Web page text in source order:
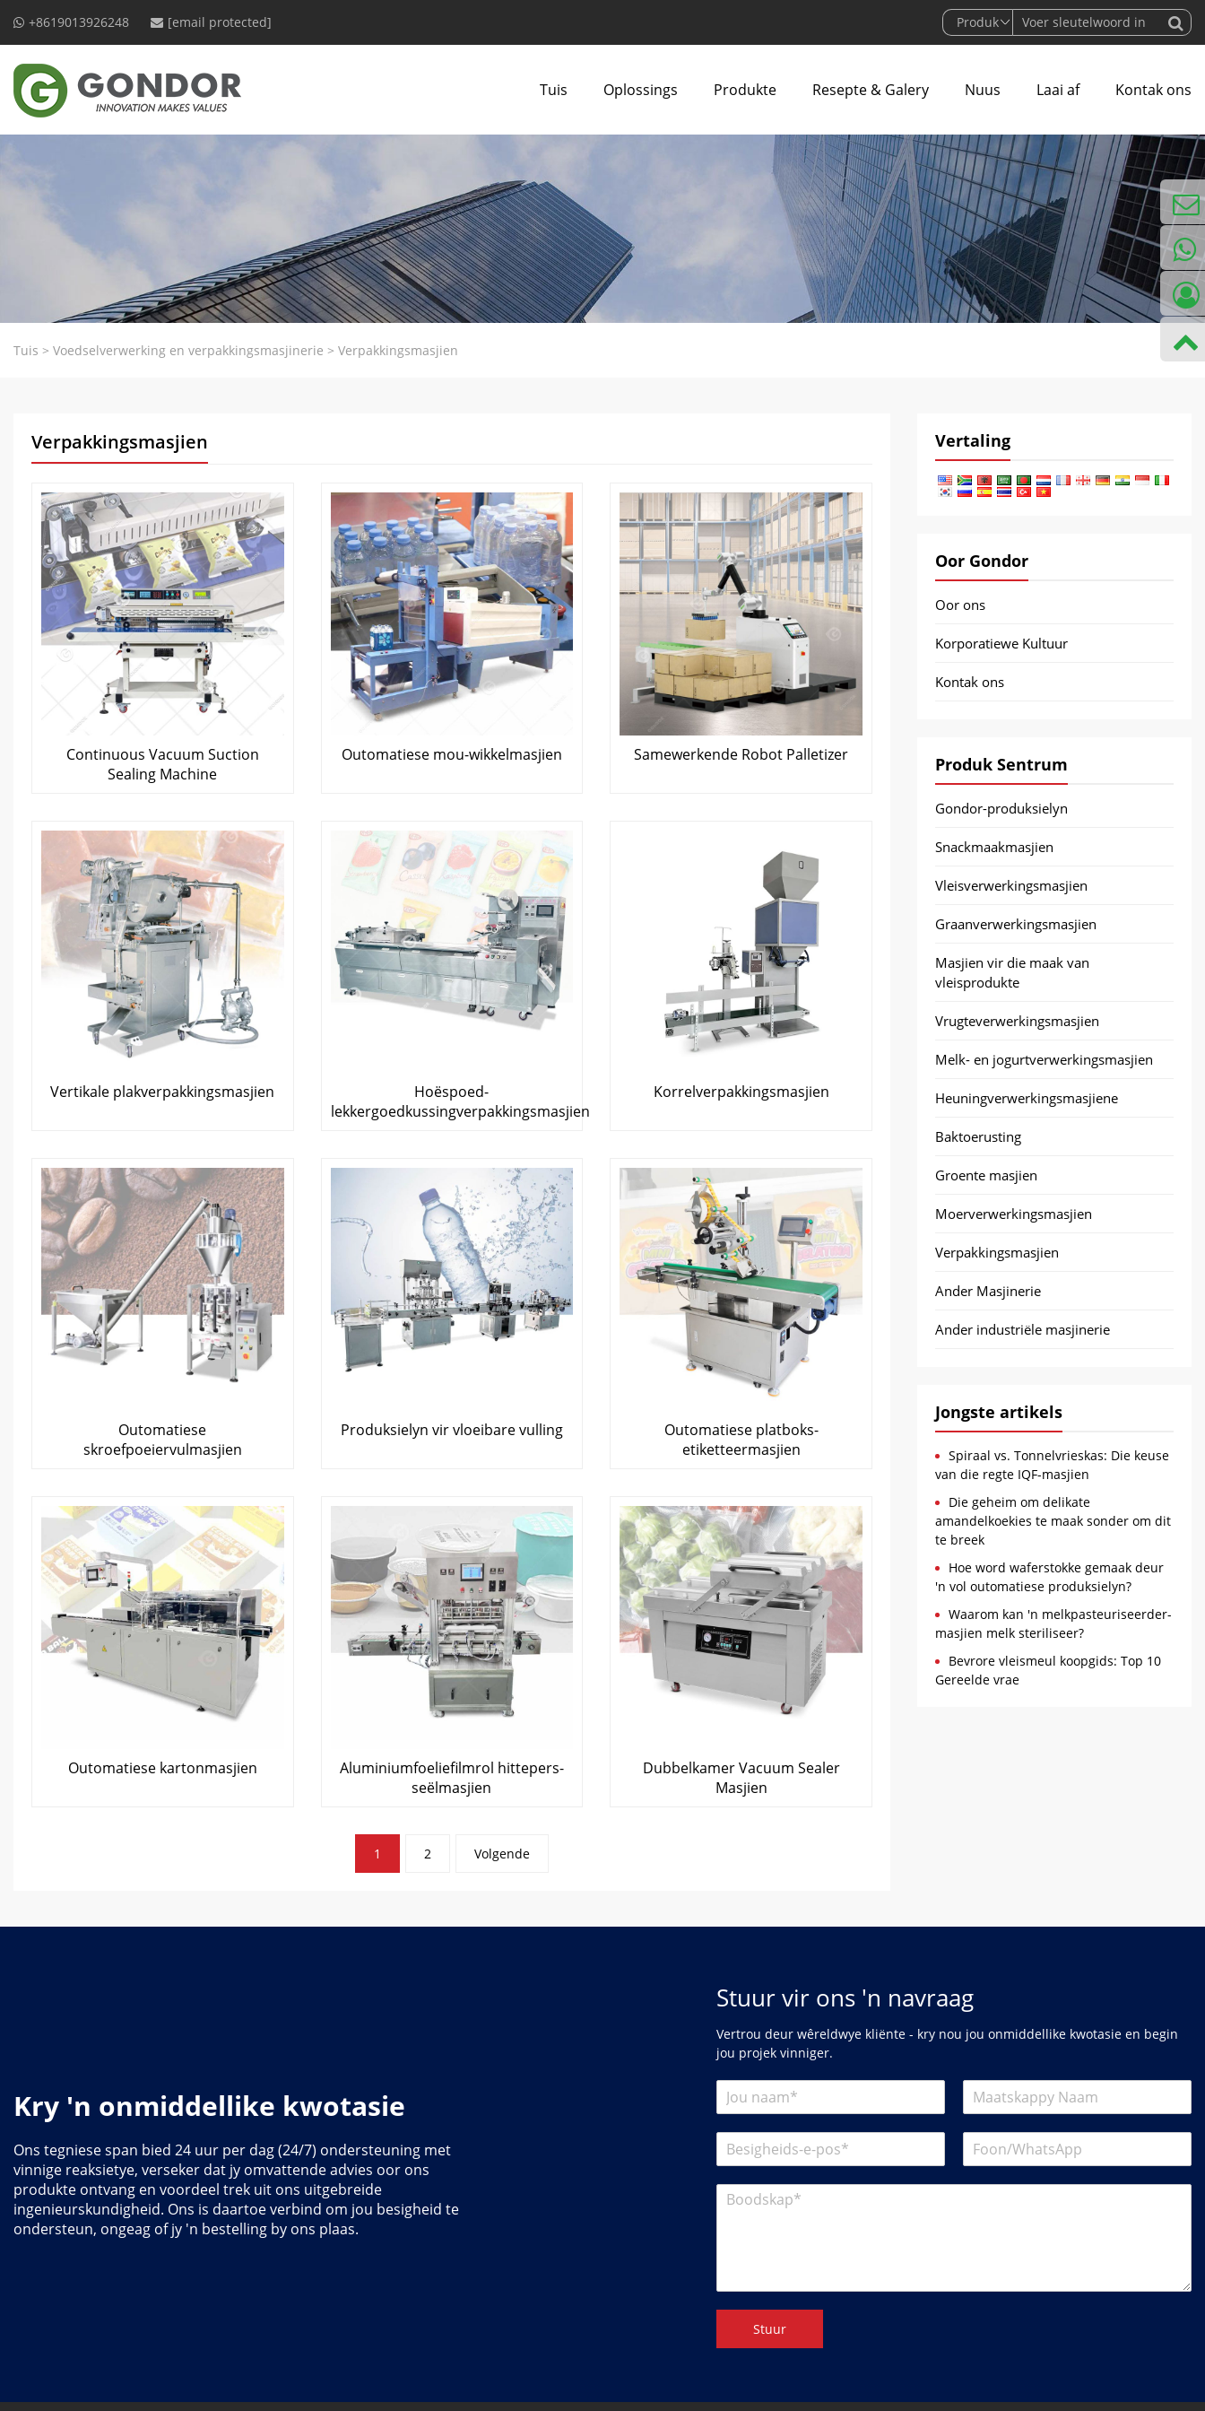
+8619013926248 [email protected]
Tuis Oplossings Produkte Resepte & Galery Nuus Laai af Kontak ons
Tuis > Voedselverwerking en verpakkingsmasjinerie > Verpakkingsmasjien
Verpakkingsmasjien
Continuous Vacuum Suction
Sealing Machine
Outomatiese mou-wikkelmasjien Samewerkende Robot Palletizer
Vertikale plakverpakkingsmasjien
Hoëspoed-
lekkergoedkussingverpakkingsmasjien
Korrelverpakkingsmasjien
Outomatiese
skroefpoeiervulmasjien
Produksielyn vir vloeibare vulling
Outomatiese platboks-
etiketteermasjien
Outomatiese kartonmasjien
Aluminiumfoeliefilmrol hittepers-
seëlmasjien
Dubbelkamer Vacuum Sealer
Masjien
1 2 Volgende
Vertaling
Oor Gondor
Oor ons
Korporatiewe Kultuur
Kontak ons
Produk Sentrum
Gondor-produksielyn
Snackmaakmasjien
Vleisverwerkingsmasjien
Graanverwerkingsmasjien
Masjien vir die maak van
vleisprodukte
Vrugteverwerkingsmasjien
Melk- en jogurtverwerkingsmasjien
Heuningverwerkingsmasjiene
Baktoerusting
Groente masjien
Moerverwerkingsmasjien
Verpakkingsmasjien
Ander Masjinerie
Ander industriële masjinerie
Jongste artikels
Spiraal vs. Tonnelvrieskas: Die keuse
van die regte IQF-masjien
Die geheim om delikate
amandelkoekies te maak sonder om dit
te breek
Hoe word waferstokke gemaak deur
'n vol outomatiese produksielyn?
Waarom kan 'n melkpasteuriseerder-
masjien melk steriliseer?
Bevrore vleismeul koopgids: Top 10
Gereelde vrae
Kry 'n onmiddellike kwotasie
Ons tegniese span bied 24 uur per dag (24/7) ondersteuning met
vinnige reaksietye, verseker dat jy omvattende advies oor ons
produkte ontvang en voordeel trek uit ons uitgebreide
ingenieurskundigheid. Ons is daartoe verbind om jou besigheid te
ondersteun, ongeag of jy 'n bestelling by ons plaas.
Stuur vir ons 'n navraag
Vertrou deur wêreldwye kliënte - kry nou jou onmiddellike kwotasie en begin
jou projek vinniger.
Stuur